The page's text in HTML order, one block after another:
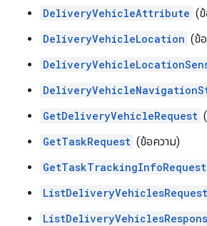
DeliveryVehicleAttribute (
DeliveryVehicleLocation (ข้
GetDeliveryVehicleRequest
GetTaskRequest (ข้อความ)
GetTaskTrackingInfoRequest
ListDeliveryVehiclesRequest